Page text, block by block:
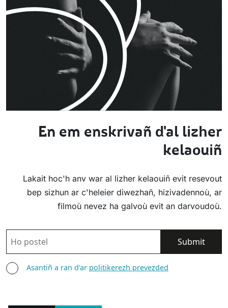
En em enskrivañ d'al lizher
kelaouiñ
Lakait hoc'h anv war al lizher kelaouiñ evit resevout
bep sizhun ar c'heleier diwezhañ, hizivadennoù, ar
filmoù nevez ha galvoù evit an darvoudoù.
POSTEL
ASANTIÑAsantiñ a ran d'ar politikerezh prevezded